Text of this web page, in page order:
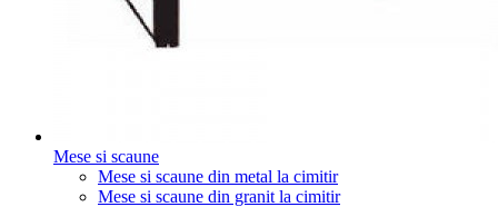
Mese si scaune
Mese si scaune din metal la cimitir
Mese si scaune din granit la cimitir